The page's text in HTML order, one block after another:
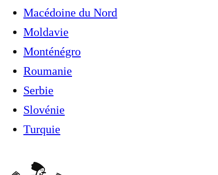
Macédoine du Nord
Moldavie
Monténégro
Roumanie
Serbie
Slovénie
Turquie